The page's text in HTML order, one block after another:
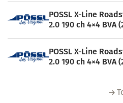
POSSL X-Line
2.0 190 ch 4×4 BVA
POSSL X-Line
2.0 190 ch 4×4 BVA